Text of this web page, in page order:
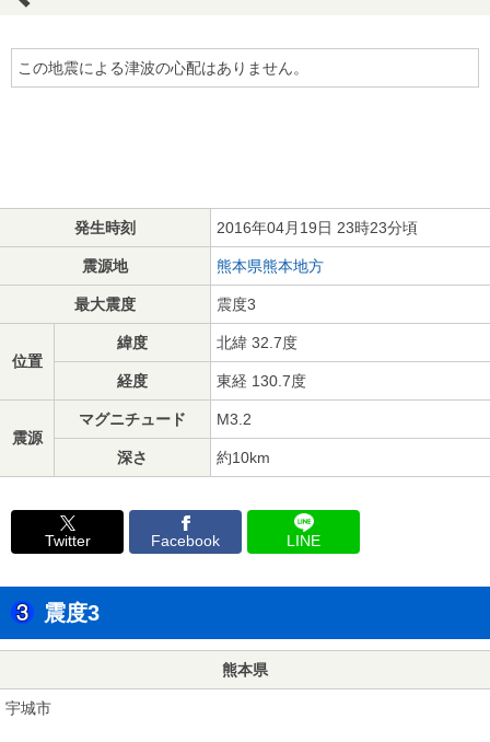
この地震による津波の心配はありません。
発生時刻 2016年04月19日 23時23分頃
震源地 熊本県熊本地方
最大震度 震度3
位置
緯度 北緯 32.7度
経度 東経 130.7度
震源
マグニチュード M3.2
深さ 約10km
Twitter Facebook LINE
震度3
熊本県
宇城市